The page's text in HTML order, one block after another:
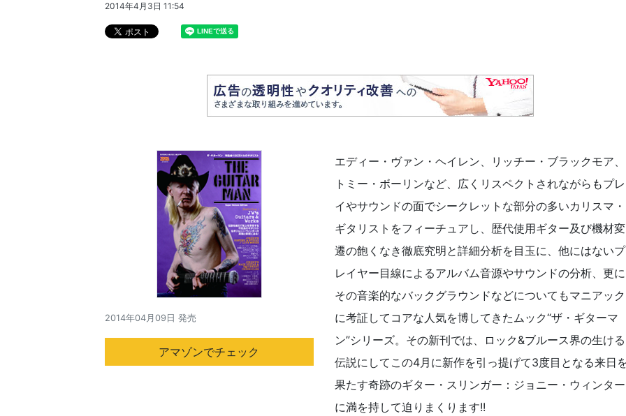
2014年4月3日 11:54
2014年04月09日 発売
アマゾンでチェック
エディー・ヴァン・ヘイレン、リッチー・ブラックモア、
トミー・ボーリンなど、広くリスペクトされながらもプレ
イやサウンドの面でシークレットな部分の多いカリスマ・
ギタリストをフィーチュアし、歴代使用ギター及び機材変
遷の飽くなき徹底究明と詳細分析を目玉に、他にはないプ
レイヤー目線によるアルバム音源やサウンドの分析、更に
その音楽的なバックグラウンドなどについてもマニアック
に考証してコアな人気を博してきたムック“ザ・ギターマ
ン”シリーズ。その新刊では、ロック&ブルース界の生ける
伝説にしてこの4月に新作を引っ提げて3度目となる来日
果たす奇跡のギター・スリンガー：ジョニー・ウィンター
に満を持して迫りまくります!!